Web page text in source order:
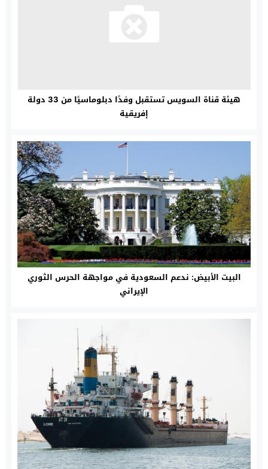
هيئة قناة السويس تستقبل وفدًا دبلوماسيًا من 33 دولة
إفريقية
البيت الأبيض: ندعم السعودية في مواجهة الحرس الثوري
الإيراني